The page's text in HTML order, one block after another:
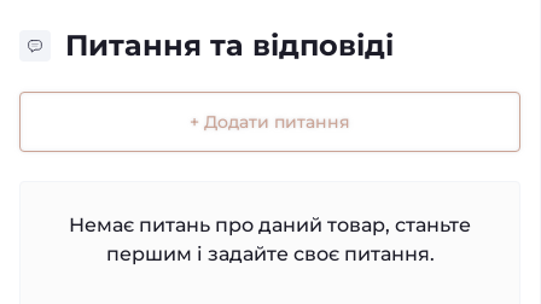
Питання та відповіді
+ Додати питання
Немає питань про даний товар, станьте
першим і задайте своє питання.